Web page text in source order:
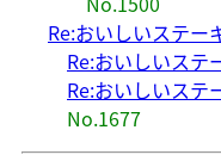
Re:おいしいステー
Re:おいしいステ
Re:おいしいステ
No.1677